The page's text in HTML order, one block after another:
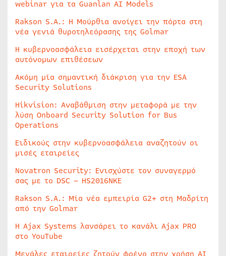
webinar για τα Guanlan AI Models
Rakson S.A.: Η Μούρθια ανοίγει την πόρτα στη
νέα γενιά θυροτηλεόρασης της Golmar
Η κυβερνοασφάλεια εισέρχεται στην εποχή των
αυτόνομων επιθέσεων
Ακόμη μία σημαντική διάκριση για την ESA
Security Solutions
Hikvision: Αναβάθμιση στην μεταφορά με την
λύση Onboard Security Solution for Bus
Operations
Ειδικούς στην κυβερνοασφάλεια αναζητούν οι
μισές εταιρείες
Novatron Security: Ενισχύστε τον συναγερμό
σας με το DSC – HS2016NKE
Rakson S.A.: Μία νέα εμπειρία G2+ στη Μαδρίτη
από την Golmar
Η Ajax Systems λανσάρει το κανάλι Ajax PRO
στο YouTube